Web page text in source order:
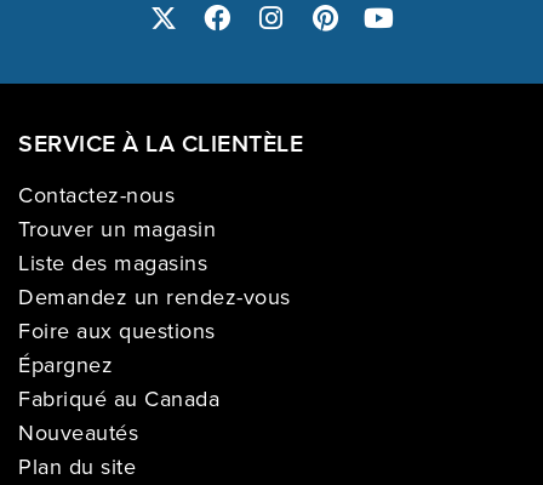
SERVICE À LA CLIENTÈLE
Contactez-nous
Trouver un magasin
Liste des magasins
Demandez un rendez-vous
Foire aux questions
Épargnez
Fabriqué au Canada
Nouveautés
Plan du site